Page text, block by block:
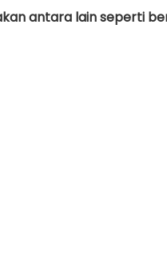
antara lain seperti